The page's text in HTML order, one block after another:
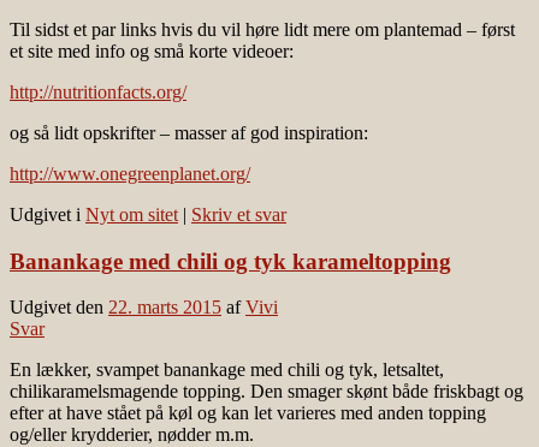
Til sidst et par links hvis du vil høre lidt mere om plantemad – først
et site med info og små korte videoer:
http://nutritionfacts.org/
og så lidt opskrifter – masser af god inspiration:
http://www.onegreenplanet.org/
Udgivet i Nyt om sitet | Skriv et svar
Banankage med chili og tyk karameltopping
Udgivet den 22. marts 2015 afVivi
Svar
En lækker, svampet banankage med chili og tyk, letsaltet,
chilikaramelsmagende topping. Den smager skønt både friskbagt og
efter at have stået på køl og kan let varieres med anden topping
og/eller krydderier, nødder m.m.